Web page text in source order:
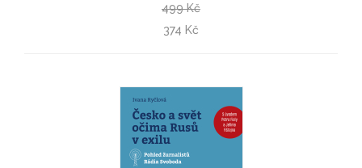
Steven E. Koonin
Nejistá věda
499 Kč
374 Kč